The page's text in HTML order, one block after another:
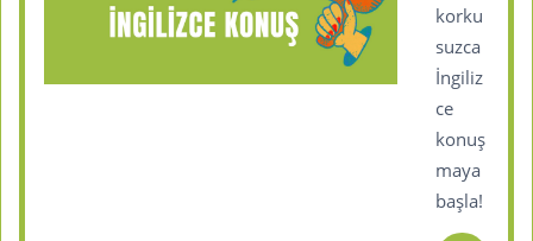
korku
suzca
İngiliz
ce
konuş
maya
başla!